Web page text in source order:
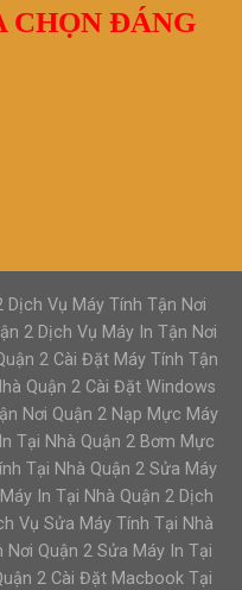
CHỌN ĐÁNG
Dịch Vụ Máy Tính Tận Nơi
2 Dịch Vụ Máy In Tận Nơi
2 Cài Đặt Máy Tính Tận
Quận 2 Cài Đặt Windows
Nơi Quận 2 Nạp Mực Máy
Tại Nhà Quận 2 Bơm Mực
Tại Nhà Quận 2 Sửa Máy
In Tại Nhà Quận 2 Dịch
Vụ Sửa Máy Tính Tại Nhà
Quận 2 Sửa Máy In Tại
2 Cài Đặt Macbook Tại